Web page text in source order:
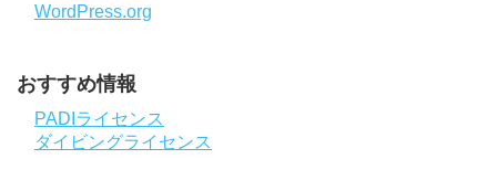
WordPress.org
おすすめ情報
PADIライセンス
ダイビングライセンス